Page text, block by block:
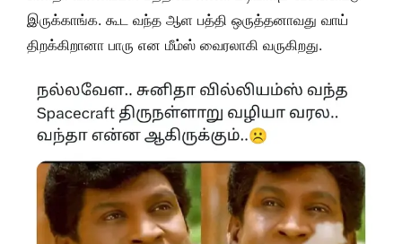
இருக்காங்க. கூட வந்த ஆள பத்தி ஒருத்தனாவது வாய்
திறக்கிறானா பாரு என மீம்ஸ் வைரலாகி வருகிறது.